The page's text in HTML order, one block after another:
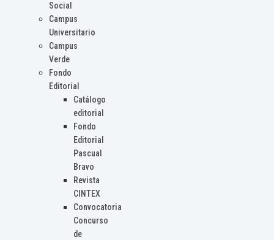
Social
Campus
Universitario
Campus
Verde
Fondo
Editorial
Catálogo
editorial
Fondo
Editorial
Pascual
Bravo
Revista
CINTEX
Convocatoria
Concurso
de